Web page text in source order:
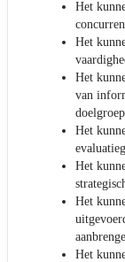
Het
Het
Het
van
doelgroep
Het
Het
Het
Het